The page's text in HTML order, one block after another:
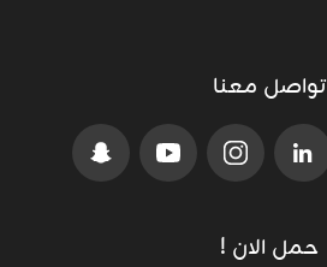
تواصل معنا
حمل الان !